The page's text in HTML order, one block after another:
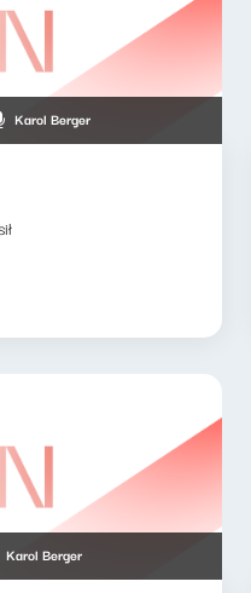
Karol Berger
Karol Berger